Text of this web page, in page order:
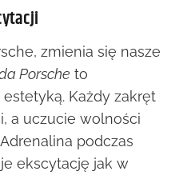
zmienia się nasze
Porsche to
Każdy zakręt
a uczucie wolności
podczas
ekscytację jak w